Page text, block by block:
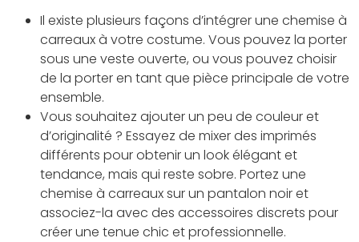
Il existe plusieurs façons d’intégrer une chemise à
carreaux à votre costume. Vous pouvez la porter
sous une veste ouverte, ou vous pouvez choisir
de la porter en tant que pièce principale de votre
ensemble.
Vous souhaitez ajouter un peu de couleur et
d’originalité ? Essayez de mixer des imprimés
différents pour obtenir un look élégant et
tendance, mais qui reste sobre. Portez une
chemise à carreaux sur un pantalon noir et
associez-la avec des accessoires discrets pour
créer une tenue chic et professionnelle.